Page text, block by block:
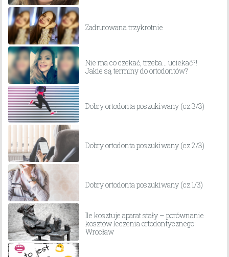
Zadrutowana trzykrotnie
Nie ma co czekać, trzeba… uciekać?!
Jakie są terminy do ortodontów?
Dobry ortodonta poszukiwany (cz.3/3)
Dobry ortodonta poszukiwany (cz.2/3)
Dobry ortodonta poszukiwany (cz.1/3)
Ile kosztuje aparat stały – porównanie
kosztów leczenia ortodontycznego:
Wrocław